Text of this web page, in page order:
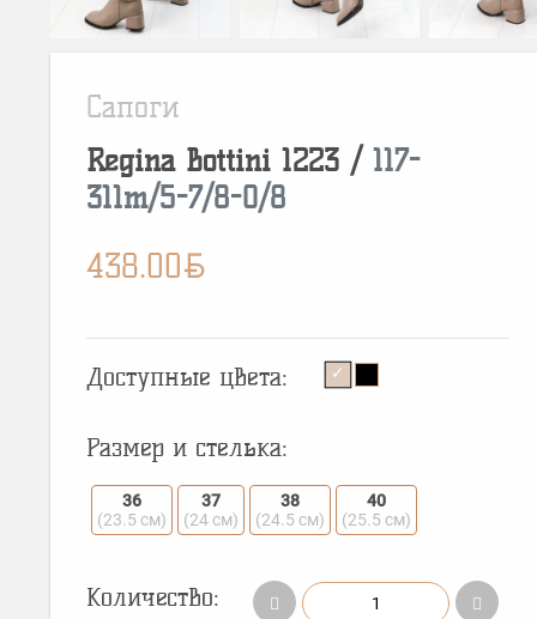
Сапоги
Regina Bottini 1223 / 117-
311m/5-7/8-0/8
438.00BYN
Доступные цвета:
Размер и стелька:
36
(23.5 см)
37
(24 см)
38
(24.5 см)
40
(25.5 см)
Количество: